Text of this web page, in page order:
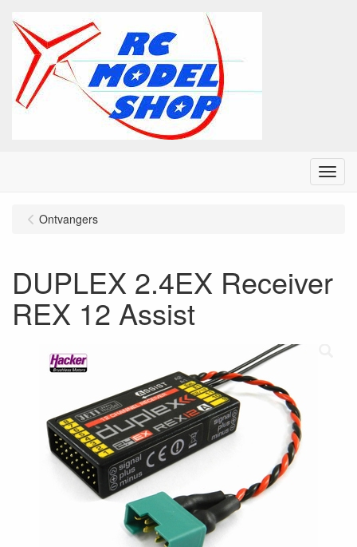
Menu
Ontvangers
DUPLEX 2.4EX Receiver
REX 12 Assist